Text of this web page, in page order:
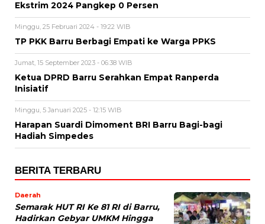
Ekstrim 2024 Pangkep 0 Persen
Minggu, 25 Februari 2024 - 19:22 WIB
TP PKK Barru Berbagi Empati ke Warga PPKS
Jumat, 15 September 2023 - 06:38 WIB
Ketua DPRD Barru Serahkan Empat Ranperda
Inisiatif
Minggu, 5 Januari 2025 - 12:15 WIB
Harapan Suardi Dimoment BRI Barru Bagi-bagi
Hadiah Simpedes
BERITA TERBARU
Daerah
Semarak HUT RI Ke 81 RI di Barru,
Hadirkan Gebyar UMKM Hingga